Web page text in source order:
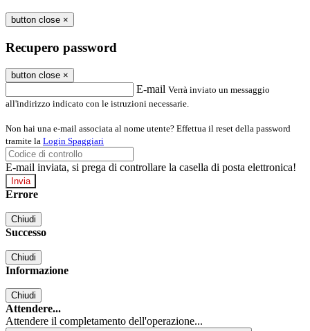
button close ×
Recupero password
button close ×
E-mail Verrà inviato un messaggio
all'indirizzo indicato con le istruzioni necessarie.
Non hai una e-mail associata al nome utente? Effettua il reset della password
tramite la Login Spaggiari
E-mail inviata, si prega di controllare la casella di posta elettronica!
Errore
Chiudi
Successo
Chiudi
Informazione
Chiudi
Attendere...
Attendere il completamento dell'operazione...